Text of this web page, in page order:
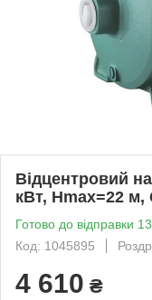
Відцентровий
кВт, Нmax=22 м,
Готово до відправки
Код: 1045895
4 610 ₴